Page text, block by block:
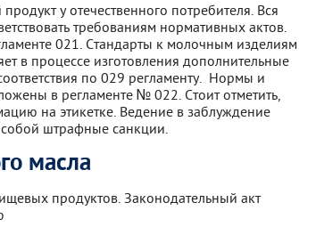
у отечественного потребителя. Вся
требованиям нормативных актов.
021. Стандарты к молочным изделиям
в процессе изготовления дополнительные
по 029 регламенту. Нормы и
в регламенте № 022. Стоит отметить,
на этикетке. Ведение в заблуждение
собой штрафные санкции.
масла
продуктов. Законодательный акт